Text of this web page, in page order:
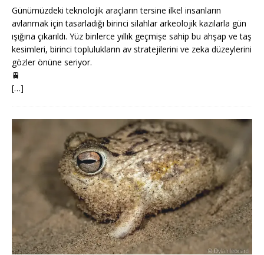
Günümüzdeki teknolojik araçların tersine ilkel insanların
avlanmak için tasarladığı birinci silahlar arkeolojik kazılarla gün
ışığına çıkarıldı. Yüz binlerce yıllık geçmişe sahip bu ahşap ve taş
kesimleri, birinci toplulukların av stratejilerini ve zeka düzeylerini
gözler önüne seriyor.
🚆
[…]